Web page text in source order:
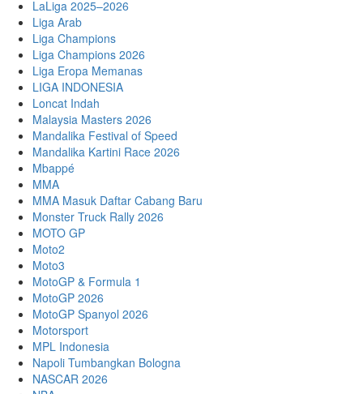
LaLiga 2025–2026
Liga Arab
Liga Champions
Liga Champions 2026
Liga Eropa Memanas
LIGA INDONESIA
Loncat Indah
Malaysia Masters 2026
Mandalika Festival of Speed
Mandalika Kartini Race 2026
Mbappé
MMA
MMA Masuk Daftar Cabang Baru
Monster Truck Rally 2026
MOTO GP
Moto2
Moto3
MotoGP & Formula 1
MotoGP 2026
MotoGP Spanyol 2026
Motorsport
MPL Indonesia
Napoli Tumbangkan Bologna
NASCAR 2026